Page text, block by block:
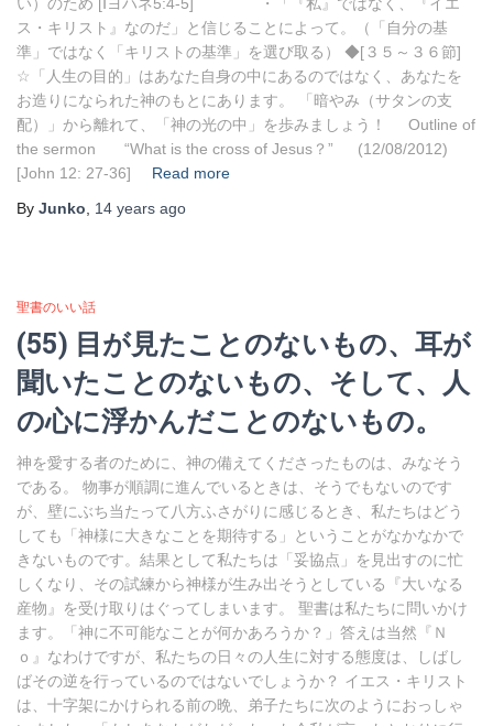
ス・キリスト』なのだ」と信じることによって。（「自分の基
準」ではなく「キリストの基準」を選び取る） ◆[３５～３６節]
☆「人生の目的」はあなた自身の中にあるのではなく、あなたを
お造りになられた神のもとにあります。 「暗やみ（サタンの支
配）」から離れて、「神の光の中」を歩みましょう！ Outline of
the sermon “What is the cross of Jesus？” (12/08/2012)
[John 12: 27-36]
Read more
By Junko 14 years ago
聖書のいい話
(55) 目が見たことのないもの、耳が
聞いたことのないもの、そして、人
の心に浮かんだことのないもの。
神を愛する者のために、神の備えてくださったものは、みなそう
である。 物事が順調に進んでいるときは、そうでもないのです
が、壁にぶち当たって八方ふさがりに感じるとき、私たちはどう
しても「神様に大きなことを期待する」ということがなかなかで
きないものです。結果として私たちは「妥協点」を見出すのに忙
しくなり、その試練から神様が生み出そうとしている『大いなる
産物』を受け取りはぐってしまいます。 聖書は私たちに問いかけ
ます。「神に不可能なことが何かあろうか？」答えは当然『Ｎ
ｏ』なわけですが、私たちの日々の人生に対する態度は、しばし
ばその逆を行っているのではないでしょうか？ イエス・キリスト
は、十字架にかけられる前の晩、弟子たちに次のようにおっしゃ